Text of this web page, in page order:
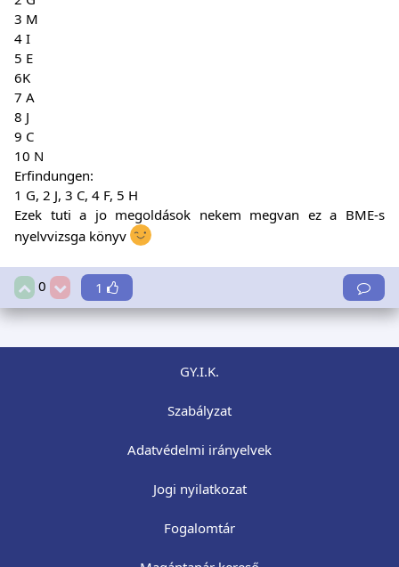
3 M
4 I
5 E
6K
7 A
8 J
9 C
10 N
Erfindungen:
1 G, 2 J, 3 C, 4 F, 5 H
Ezek tuti a jo megoldások nekem megvan ez a BME-s
nyelvvizsga könyv
0 1
GY.I.K.
Szabályzat
Adatvédelmi irányelvek
Jogi nyilatkozat
Fogalomtár